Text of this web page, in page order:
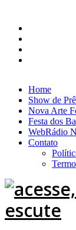
Home
Show de
Nova Arte
Festa dos
WebRádio
Contato